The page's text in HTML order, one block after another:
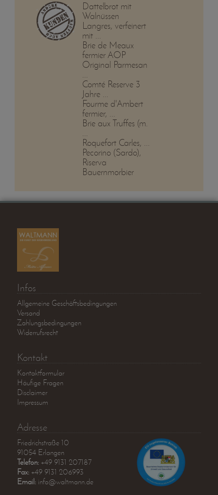
Dattelbrot mit
Walnüssen
Langres, verfeinert
mit ...
Brie de Meaux
fermier AOP
Original Parmesan
...
Comté Reserve 3
Jahre ...
Fourme d'Ambert
fermier, ...
Brie aux Truffes (m.
...
Roquefort Carles, ...
Pecorino (Sardo),
Riserva
Bauernmorbier
Infos
Allgemeine Geschäftsbedingungen
Versand
Zahlungsbedingungen
Widerrufsrecht
Kontakt
Kontaktformular
Häufige Fragen
Disclaimer
Impressum
Adresse
Friedrichstraße 10
91054 Erlangen
Telefon: +49 9131 207187
Fax: +49 9131 206993
Email: info@waltmann.de